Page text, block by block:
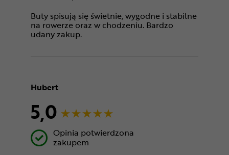
Buty spisują się świetnie, wygodne i stabilne
na rowerze oraz w chodzeniu. Bardzo
udany zakup.
Hubert
5,0
Opinia potwierdzona
zakupem